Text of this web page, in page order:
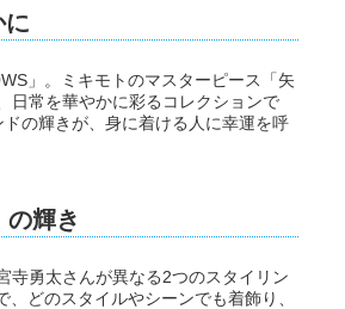
に
」。ミキモトのマスターピース「矢
日常を華やかに彩るコレクションで
の輝きが、身に着ける人に幸運を呼
輝き
寺勇太さんが異なる2つのスタイリン
どのスタイルやシーンでも着飾り、